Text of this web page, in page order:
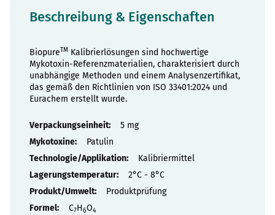
Beschreibung & Eigenschaften
BiopureTM Kalibrierlösungen sind hochwertige
Mykotoxin-Referenzmaterialien, charakterisiert durch
unabhängige Methoden und einem Analysenzertifikat,
das gemäß den Richtlinien von ISO 33401:2024 und
Eurachem erstellt wurde.
Eigenschaften
5 mg
Patulin
Kalibriermittel
2°C - 8°C
Produktprüfung
C7H6O4